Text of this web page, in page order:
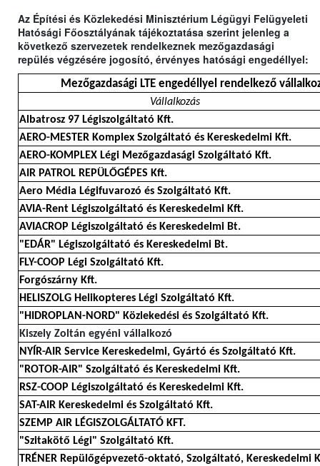
Az Építési és Közlekedési Minisztérium Légügyi Felügyeleti
Hatósági Főosztályának tájékoztatása szerint jelenleg a
következő szervezetek rendelkeznek mezőgazdasági
repülés végzésére jogosító, érvényes hatósági engedéllyel:
Mezőgazdasági LTE engedéllyel rendelkező
Vállalkozás
Albatrosz 97 Légiszolgáltató Kft.
AERO-MESTER Komplex Szolgáltató és Kereskedelmi Kft.
AERO-KOMPLEX Légi Mezőgazdasági Szolgáltató Kft.
AIR PATROL REPÜLŐGÉPES Kft.
Aero Média Légifuvarozó és Szolgáltató Kft.
AVIA-Rent Légiszolgáltató és Kereskedelmi Kft.
AVIACROP Légiszolgáltató és Kereskedelmi Bt.
"EDÁR" Légiszolgáltató és Kereskedelmi Bt.
FLY-COOP Légi Szolgáltató Kft.
Forgószárny Kft.
HELISZOLG Helikopteres Légi Szolgáltató Kft.
"HIDROPLAN-NORD" Közlekedési és Szolgáltató Kft.
Kiszely Zoltán egyéni vállalkozó
NYÍR-AIR Service Kereskedelmi, Gyártó és Szolgáltató Kft.
"ROTOR-AIR" Szolgáltató és Kereskedelmi Kft.
RSZ-COOP Légiszolgáltató és Kereskedelmi Kft.
SAT-AIR Kereskedelmi és Szolgáltató Kft.
SZEMP AIR LÉGISZOLGÁLTATÓ KFT.
"Szitakötő Légi" Szolgáltató Kft.
TRÉNER Repülőgépvezető-oktató, Szolgáltató, Kereskedelmi